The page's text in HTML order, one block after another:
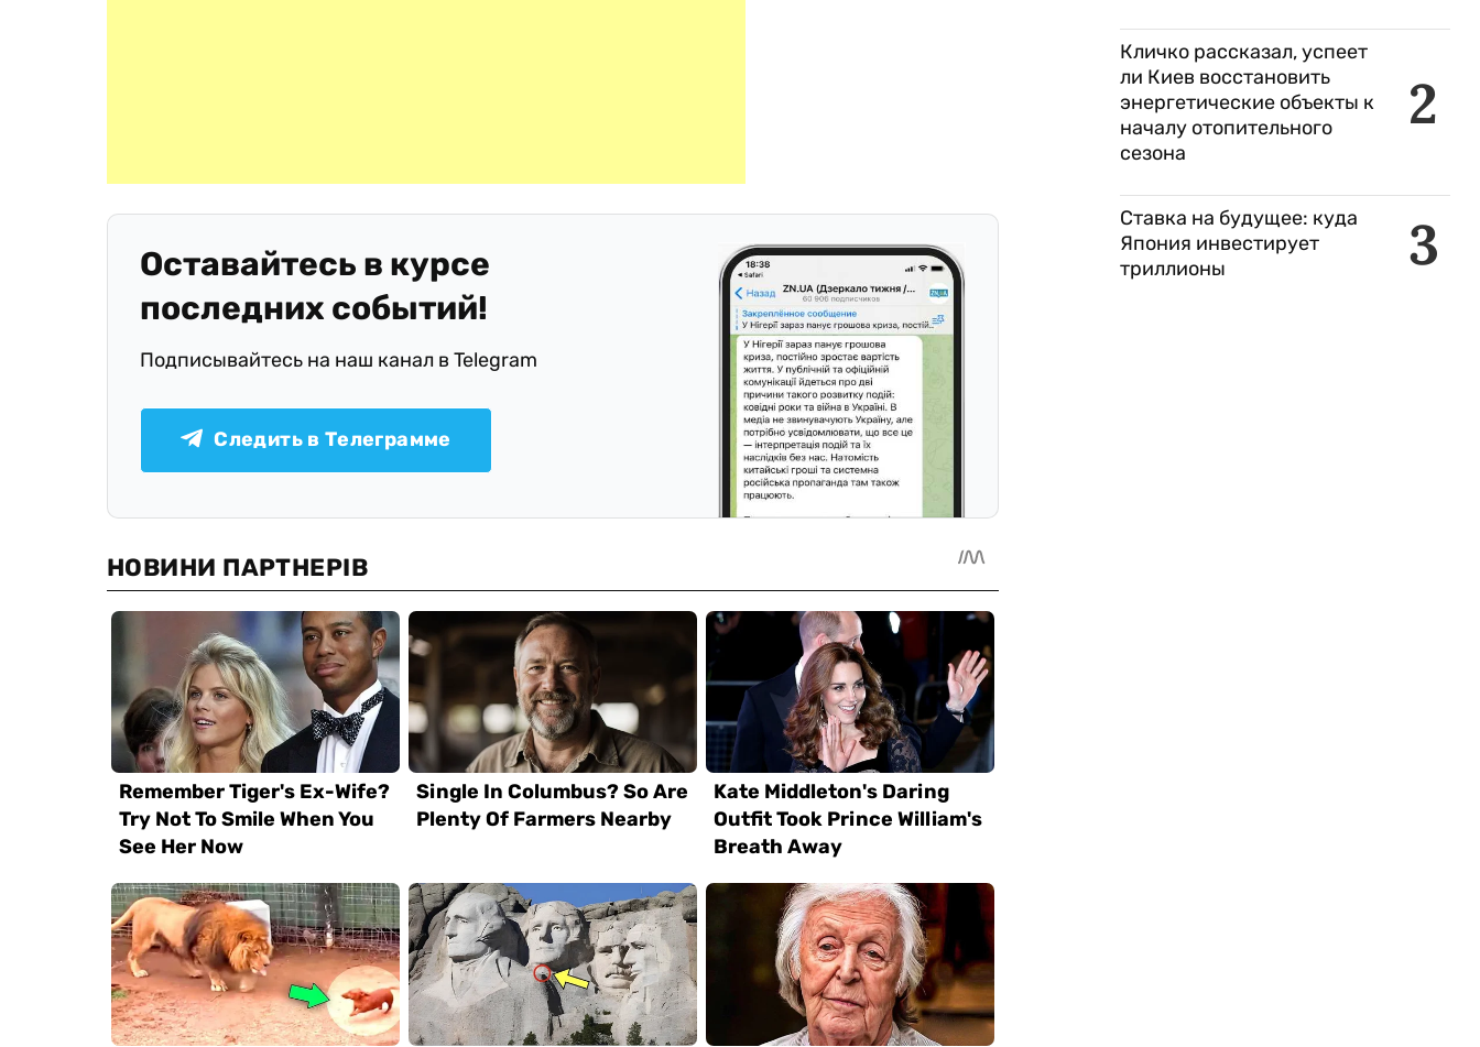
Оставайтесь в курсе
последних событий!
Подписывайтесь на наш канал в Telegram
Следить в Телеграмме
2
Кличко рассказал, успеет
ли Киев восстановить
энергетические объекты к
началу отопительного
сезона
3
Ставка на будущее: куда
Япония инвестирует
триллионы